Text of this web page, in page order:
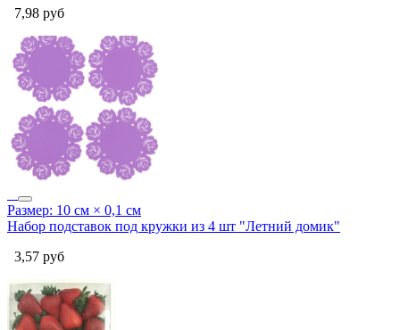
7,98 руб
Размер: 10 см × 0,1 см
Набор подставок под кружки из 4 шт "Летний домик"
3,57 руб